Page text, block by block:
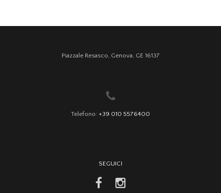
Piazzale Resasco, Genova, GE 16137
Telefono: +39 010 5576400
SEGUICI
facebookinstagram